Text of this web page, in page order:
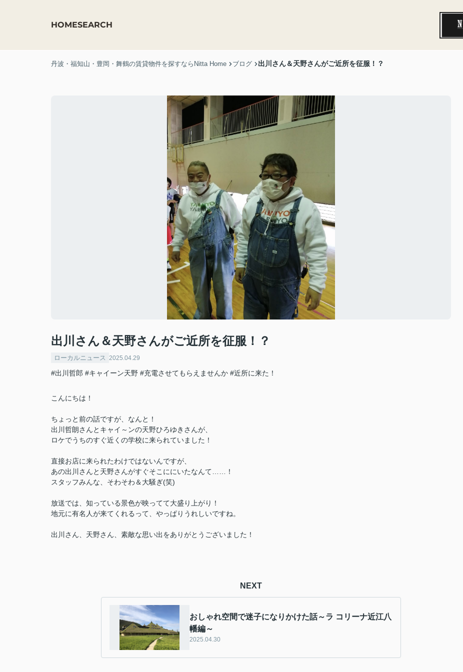
HOMESEARCH
丹波・福知山・豊岡・舞鶴の賃貸物件を探すならNitta Home ブログ 出川さん＆天野さんがご近所を征服！？
出川さん＆天野さんがご近所を征服！？
ローカルニュース 2025.04.29
#出川哲郎 #キャイーン天野 #充電させてもらえませんか #近所に来た！
こんにちは！
ちょっと前の話ですが、なんと！
出川哲朗さんとキャイ～ンの天野ひろゆきさんが、
ロケでうちのすぐ近くの学校に来られていました！
直接お店に来られたわけではないんですが、
あの出川さんと天野さんがすぐそこににいたなんて……！
スタッフみんな、そわそわ＆大騒ぎ(笑)
放送では、知っている景色が映ってて大盛り上がり！
地元に有名人が来てくれるって、やっぱりうれしいですね。
出川さん、天野さん、素敵な思い出をありがとうございました！
NEXT
おしゃれ空間で迷子になりかけた話～ラ コリーナ近江八
幡編～
2025.04.30